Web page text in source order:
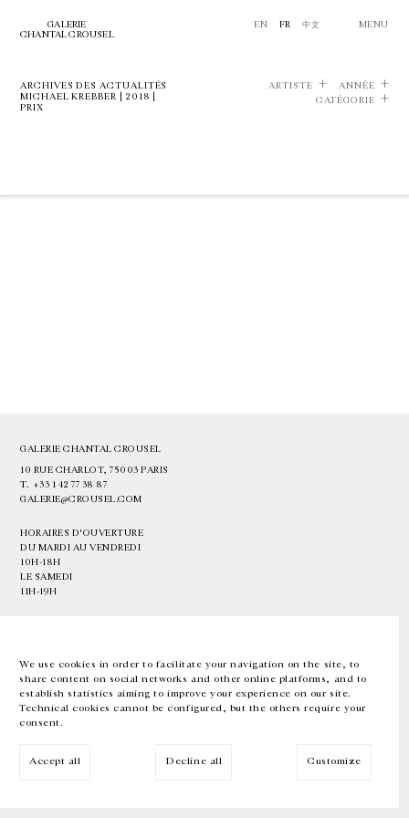
We use cookies in order to facilitate your navigation on the site, to
share content on social networks and other online platforms, and to
establish statistics aiming to improve your experience on our site.
Technical cookies cannot be configured, but the others require your
consent.
Accept all Decline all Customize
GALERIE
CHANTAL CROUSEL
EN FR 中文 MENU
ARCHIVES DES ACTUALITÉS
MICHAEL KREBBER | 2018 |
PRIX
ARTISTE
ANNÉE
CATÉGORIE
GALERIE CHANTAL CROUSEL
10 RUE CHARLOT, 75003 PARIS
T. +33 1 42 77 38 87
GALERIE@CROUSEL.COM
HORAIRES D'OUVERTURE
DU MARDI AU VENDREDI
10H-18H
LE SAMEDI
11H-19H
EN FR 中文 Facebook Instagram
Inscrivez-vous à notre newsletter